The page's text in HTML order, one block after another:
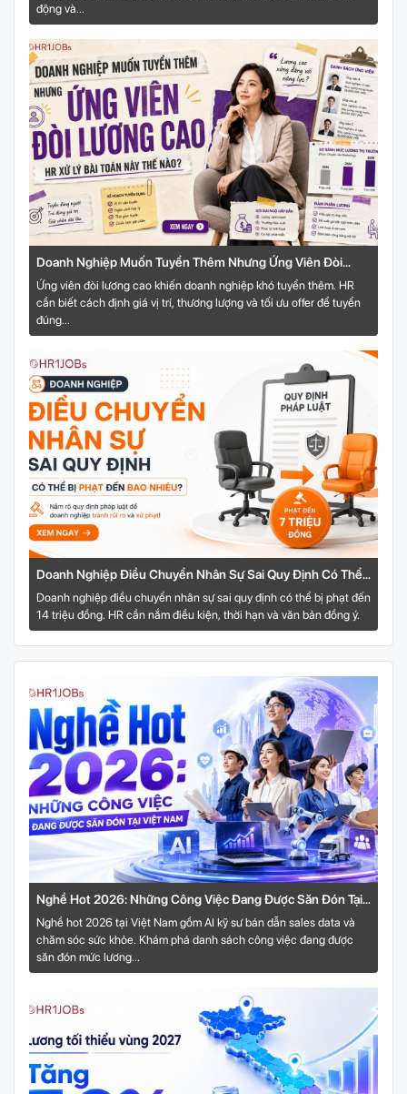
động và...
Doanh Nghiệp Muốn Tuyển Thêm Nhưng Ứng Viên Đòi
Lương Cao: HR Xử Lý Bài Toán Này Thế Nào?
Ứng viên đòi lương cao khiến doanh nghiệp khó tuyển thêm. HR
cần biết cách định giá vị trí, thương lượng và tối ưu offer để tuyển
đúng...
Doanh Nghiệp Điều Chuyển Nhân Sự Sai Quy Định Có Thể
Bị Phạt Đến Bao Nhiêu?
Doanh nghiệp điều chuyển nhân sự sai quy định có thể bị phạt đến
14 triệu đồng. HR cần nắm điều kiện, thời hạn và văn bản đồng ý.
Nghề Hot 2026: Những Công Việc Đang Được Săn Đón Tại
Việt Nam
Nghề hot 2026 tại Việt Nam gồm AI kỹ sư bán dẫn sales data và
chăm sóc sức khỏe. Khám phá danh sách công việc đang được
săn đón mức lương...